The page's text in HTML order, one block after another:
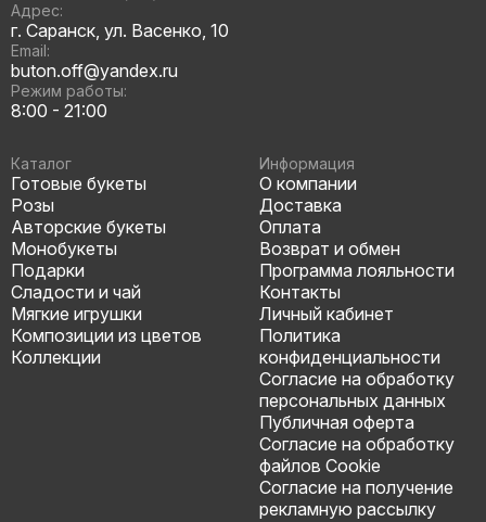
Адрес:
г. Саранск, ул. Васенко, 10
Email:
buton.off@yandex.ru
Режим работы:
8:00 - 21:00
Каталог
Готовые букеты
Розы
Авторские букеты
Монобукеты
Подарки
Сладости и чай
Мягкие игрушки
Композиции из цветов
Коллекции
Информация
О компании
Доставка
Оплата
Возврат и обмен
Программа лояльности
Контакты
Личный кабинет
Политика
конфиденциальности
Согласие на обработку
персональных данных
Публичная оферта
Согласие на обработку
файлов Cookie
Согласие на получение
рекламную рассылку